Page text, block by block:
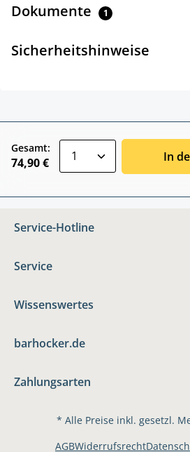
Dokumente 1
Sicherheitshinweise
Gesamt:
74,90 € In
Service-Hotline
Service
Wissenswertes
barhocker.de
Zahlungsarten
* Alle Preise inkl. gesetzl.
AGBWiderrufsrecht